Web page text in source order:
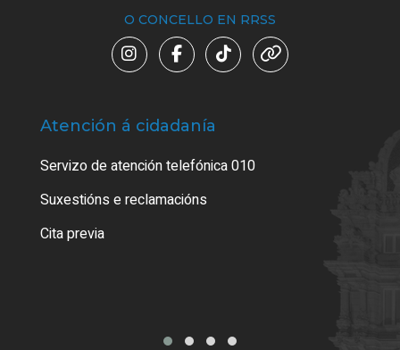
O CONCELLO EN RRSS
Atención á cidadanía
Servizo de atención telefónica 010
Suxestións e reclamacións
Cita previa